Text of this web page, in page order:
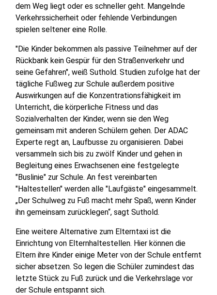
dem Weg liegt oder es schneller geht. Mangelnde
Verkehrssicherheit oder fehlende Verbindungen
spielen seltener eine Rolle.
"Die Kinder bekommen als passive Teilnehmer auf der
Rückbank kein Gespür für den Straßenverkehr und
seine Gefahren", weiß Suthold. Studien zufolge hat der
tägliche Fußweg zur Schule außerdem positive
Auswirkungen auf die Konzentrationsfähigkeit im
Unterricht, die körperliche Fitness und das
Sozialverhalten der Kinder, wenn sie den Weg
gemeinsam mit anderen Schülern gehen. Der ADAC
Experte regt an, Laufbusse zu organisieren. Dabei
versammeln sich bis zu zwölf Kinder und gehen in
Begleitung eines Erwachsenen eine festgelegte
"Buslinie" zur Schule. An fest vereinbarten
"Haltestellen" werden alle "Laufgäste" eingesammelt.
„Der Schulweg zu Fuß macht mehr Spaß, wenn Kinder
ihn gemeinsam zurücklegen“, sagt Suthold.
Eine weitere Alternative zum Elterntaxi ist die
Einrichtung von Elternhaltestellen. Hier können die
Eltern ihre Kinder einige Meter von der Schule entfernt
sicher absetzen. So legen die Schüler zumindest das
letzte Stück zu Fuß zurück und die Verkehrslage vor
der Schule entspannt sich.